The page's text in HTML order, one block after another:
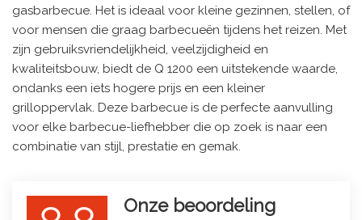
gasbarbecue. Het is ideaal voor kleine gezinnen, stellen, of
voor mensen die graag barbecueën tijdens het reizen. Met
zijn gebruiksvriendelijkheid, veelzijdigheid en
kwaliteitsbouw, biedt de Q 1200 een uitstekende waarde,
ondanks een iets hogere prijs en een kleiner
grilloppervlak. Deze barbecue is de perfecte aanvulling
voor elke barbecue-liefhebber die op zoek is naar een
combinatie van stijl, prestatie en gemak.
Onze beoordeling